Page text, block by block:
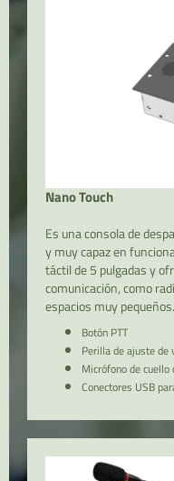
Nano Touch
Es una consola de
y muy capaz en
táctil de 5 pulgadas y
comunicación, como
espacios muy
Botón PTT
Perilla de ajuste de
Micrófono de
Conectores USB